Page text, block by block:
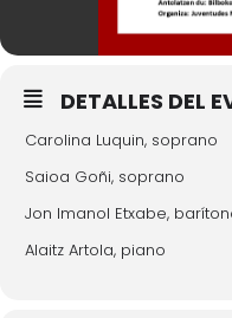
DETALLES DEL
Carolina Luquin, soprano
Saioa Goñi, soprano
Jon Imanol Etxabe,
Alaitz Artola, piano